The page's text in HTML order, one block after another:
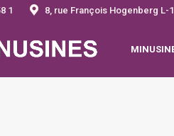
1 8, rue François Hogenberg L-